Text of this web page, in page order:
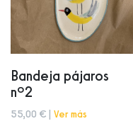
Bandeja pájaros
nº2
55,00 € | Ver más